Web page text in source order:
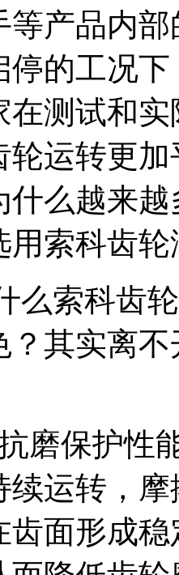
等产品内
停的工况
在测试和
轮运转更
什么越来
用索科齿
么索科齿
？其实离
磨保护性
续运转，
齿面形成